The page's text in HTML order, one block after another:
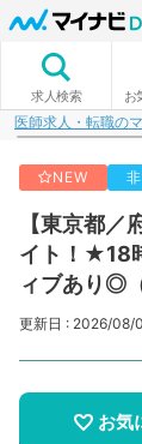
求人検索 お
医師求人・転職の
NEW
【東京都
イト！★18
ィブあり◎
更新日 : 2026/08/
お気